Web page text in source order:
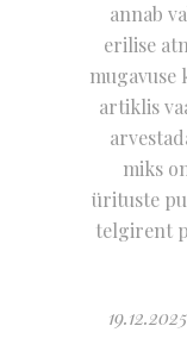
annab
erilise
mugavuse
artiklis
miks
ürituste
telgirent
19.12.2025